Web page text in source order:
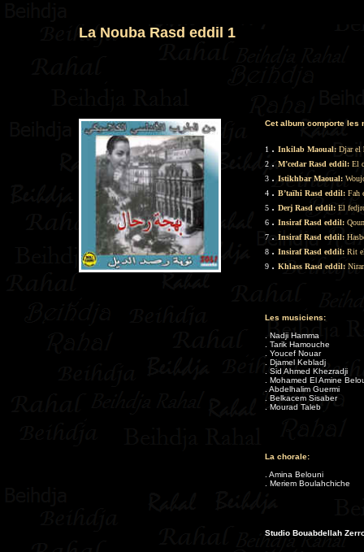
La Nouba Rasd eddil 1
Cet album comporte les
1 . Inkilab Maoual:Djar el
2 . M’cedar Rasd eddil:El
3 . Istikhbar Maoual:
4 . B’taïhi Rasd eddil:Fah
5 . Derj Rasd eddil:El
6 . Insiraf Rasd eddil:
7 . Insiraf Rasd eddil:
8 . Insiraf Rasd eddil:Rit
9 . Khlass Rasd eddil:
Les musiciens:
. Nadji Hamma
. Tarik Hamouche
. Youcef Nouar
. Djamel Kebladj
. Sid Ahmed Khezradji
. Mohamed El Amine
. Abdelhalim Guermi
. Belkacem Sisaber
. Mourad Taleb
La chorale:
. Amina Belouni
. Meriem Boulahchiche
Studio Bouabdellah